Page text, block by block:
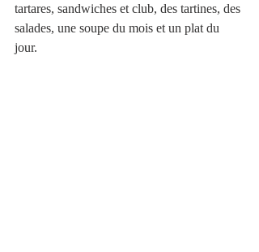
tartares, sandwiches et club, des tartines, des
salades, une soupe du mois et un plat du
jour.